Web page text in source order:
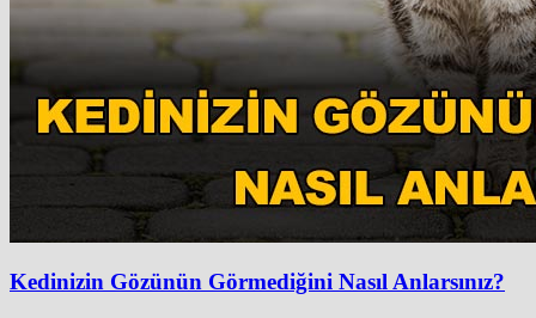
Kedinizin Gözünün Görmediğini Nasıl Anlarsınız?